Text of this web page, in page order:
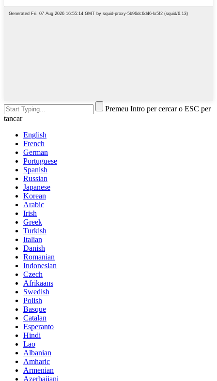
Premeu Intro per cercar o ESC per
tancar
English
French
German
Portuguese
Spanish
Russian
Japanese
Korean
Arabic
Irish
Greek
Turkish
Italian
Danish
Romanian
Indonesian
Czech
Afrikaans
Swedish
Polish
Basque
Catalan
Esperanto
Hindi
Lao
Albanian
Amharic
Armenian
Azerbaijani